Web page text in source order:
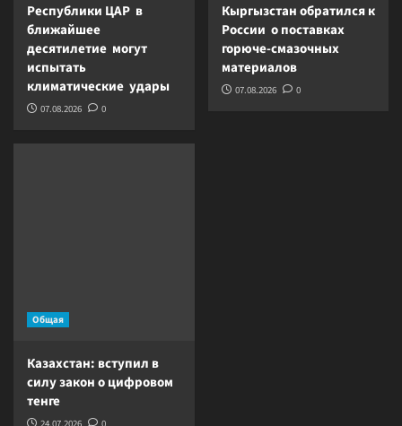
Республики ЦАР в
ближайшее
десятилетие могут
испытать
климатические удары
07.08.2026 0
Кыргызстан обратился к
России о поставках
горюче-смазочных
материалов
07.08.2026 0
Общая
Казахстан: вступил в
силу закон о цифровом
тенге